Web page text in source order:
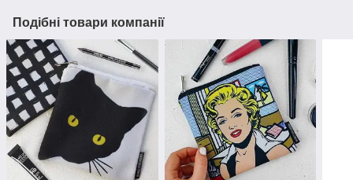
Подібні товари компанії